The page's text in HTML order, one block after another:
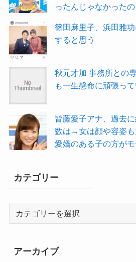
ったんじゃなかったの
篠田麻里子、浜田雅
すると思う
秋元才加 事務所との
も一生懸命に頑張っ
皆藤愛子アナ、過去
数は→女は顔や容姿も
愛嬌のある子の方がモ
カテゴリー
リ
ー
アーカイブ